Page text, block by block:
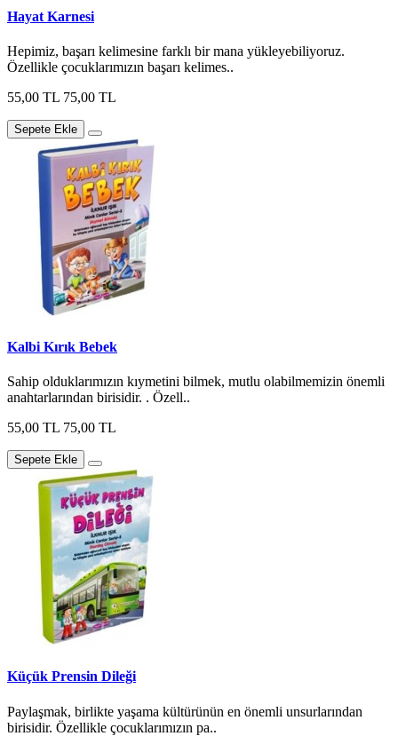
Hayat Karnesi
Hepimiz, başarı kelimesine farklı bir mana yükleyebiliyoruz.
Özellikle çocuklarımızın başarı kelimes..
55,00 TL 75,00 TL
Sepete Ekle
Kalbi Kırık Bebek
Sahip olduklarımızın kıymetini bilmek, mutlu olabilmemizin önemli
anahtarlarından birisidir. . Özell..
55,00 TL 75,00 TL
Sepete Ekle
Küçük Prensin Dileği
Paylaşmak, birlikte yaşama kültürünün en önemli unsurlarından
birisidir. Özellikle çocuklarımızın pa..